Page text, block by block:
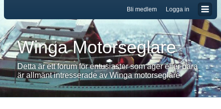
Logga in
Bli medlem
Winga Motorseglare
Detta är ett forum för entusiaster som äger eller bara
är allmänt intresserade av Winga motorseglare